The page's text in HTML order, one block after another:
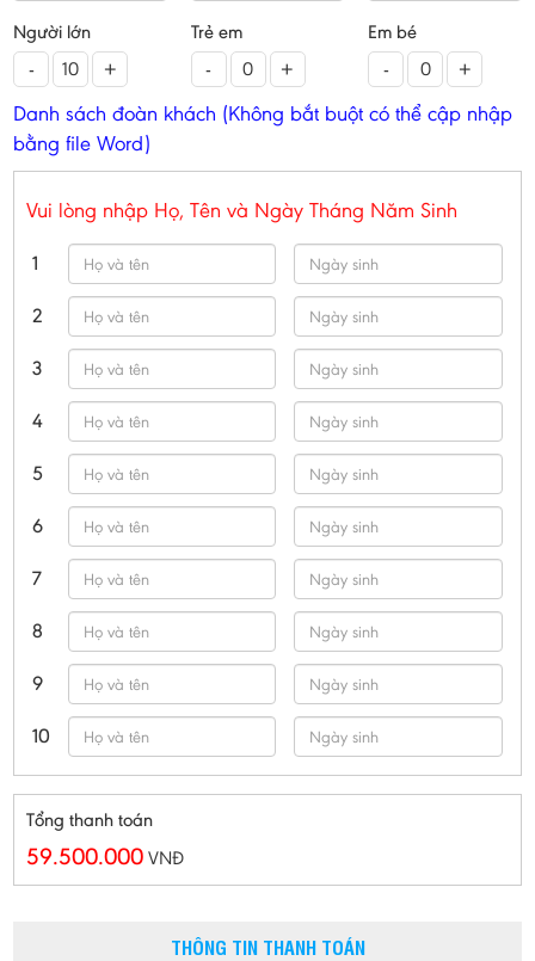
Người lớn
+
-
Trẻ em
+
-
Em bé
+
-
Danh sách đoàn khách (Không bắt buột có thể cập nhập
bằng file Word)
Vui lòng nhập Họ, Tên và Ngày Tháng Năm Sinh
1
2
3
4
5
6
7
8
9
10
Tổng thanh toán
59.500.000 VNĐ
THÔNG TIN THANH TOÁN